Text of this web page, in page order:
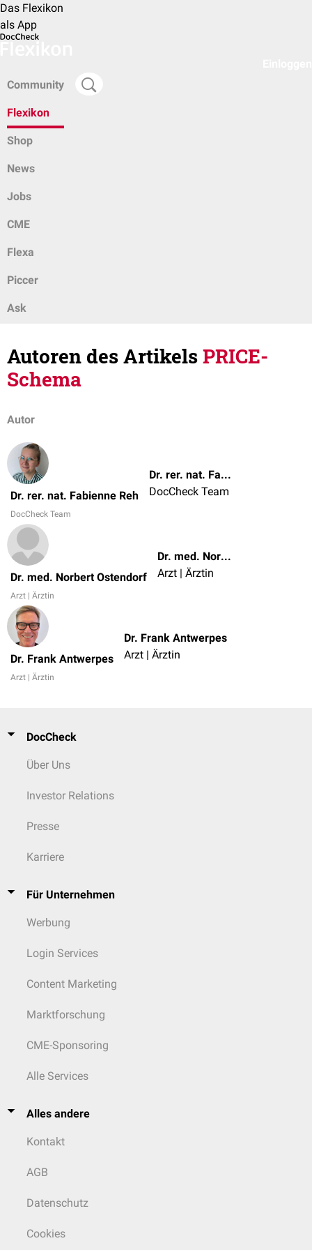
Das Flexikon
als App
Community
Flexikon
Shop
News
Jobs
CME
Flexa
Piccer
Ask
Autoren des ArtikelsPRICE-
Schema
Autor
Dr. rer. nat. Fabienne Reh
DocCheck Team
Dr. rer. nat. Fabienne Reh
DocCheck Team
Dr. med. Norbert Ostendorf
Arzt | Ärztin
Dr. med. Norbert Ostendorf
Arzt | Ärztin
Dr. Frank Antwerpes
Arzt | Ärztin
Dr. Frank Antwerpes
Arzt | Ärztin
DocCheck
Über Uns
Investor Relations
Presse
Karriere
Für Unternehmen
Werbung
Login Services
Content Marketing
Marktforschung
CME-Sponsoring
Alle Services
Alles andere
Kontakt
AGB
Datenschutz
Cookies